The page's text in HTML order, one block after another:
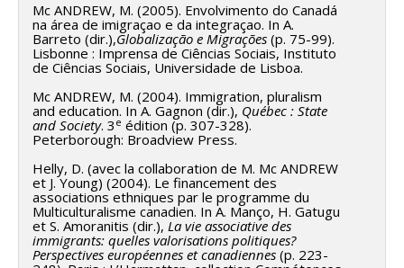
Mc ANDREW, M. (2005). Envolvimento do Canadá
na área de imigraçao e da integraçao. In A.
Barreto (dir.),Globalização e Migrações (p. 75-99).
Lisbonne : Imprensa de Ciências Sociais, Instituto
de Ciências Sociais, Universidade de Lisboa.
Mc ANDREW, M. (2004). Immigration, pluralism
and education. In A. Gagnon (dir.), Québec : State
and Society. 3 e édition (p. 307-328).
Peterborough: Broadview Press.
Helly, D. (avec la collaboration de M. Mc ANDREW
et J. Young) (2004). Le financement des
associations ethniques par le programme du
Multiculturalisme canadien. In A. Manço, H. Gatugu
et S. Amoranitis (dir.), La vie associative des
immigrants: quelles valorisations politiques?
Perspectives européennes et canadiennes (p. 223-